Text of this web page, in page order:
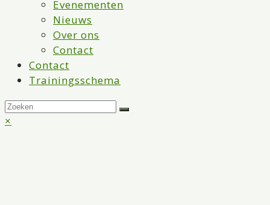
Evenementen
Nieuws
Over ons
Contact
Contact
Trainingsschema
Back
×